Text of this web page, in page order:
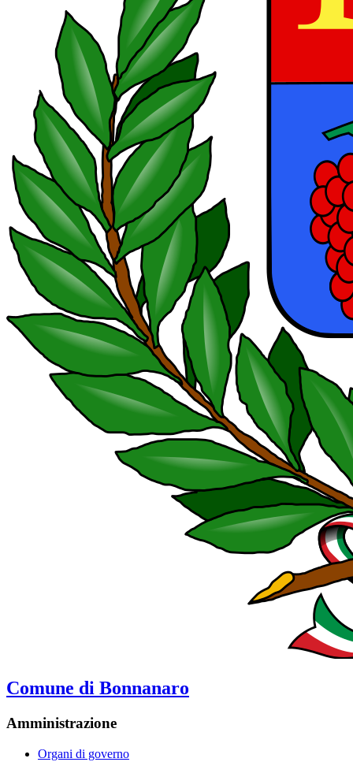
Comune di Bonnanaro
Amministrazione
Organi di governo